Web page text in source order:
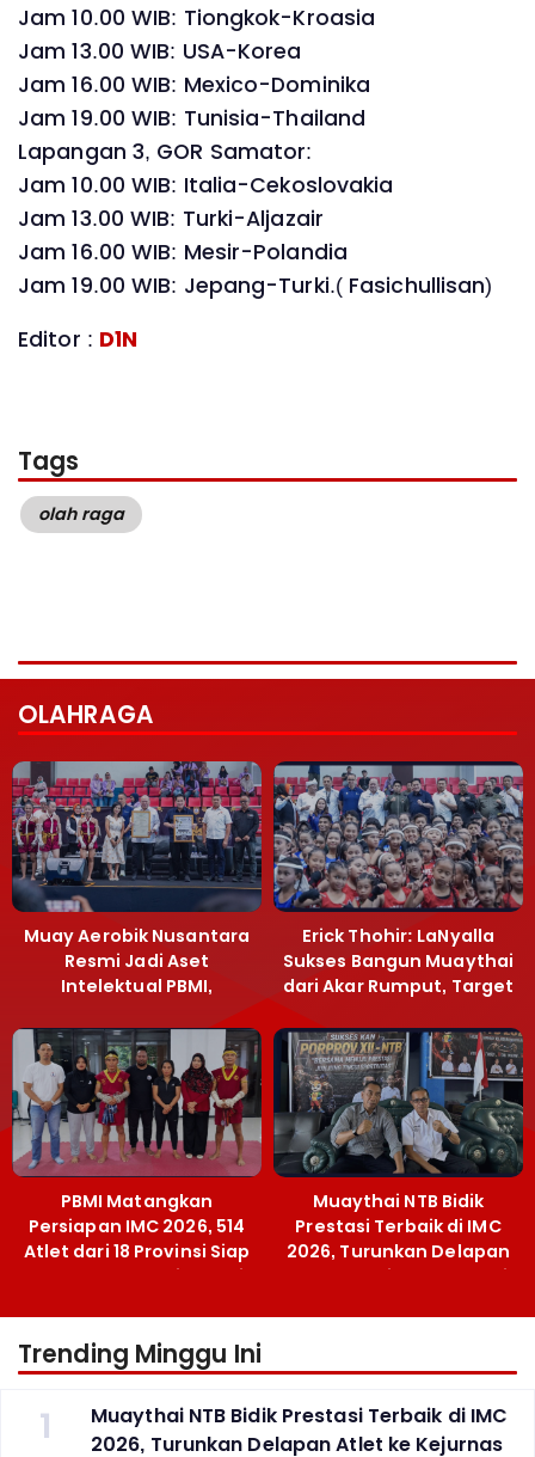
Jam 10.00 WIB: Tiongkok-Kroasia
Jam 13.00 WIB: USA-Korea
Jam 16.00 WIB: Mexico-Dominika
Jam 19.00 WIB: Tunisia-Thailand
Lapangan 3, GOR Samator:
Jam 10.00 WIB: Italia-Cekoslovakia
Jam 13.00 WIB: Turki-Aljazair
Jam 16.00 WIB: Mesir-Polandia
Jam 19.00 WIB: Jepang-Turki.( Fasichullisan)
Editor : D1N
Tags
olah raga
OLAHRAGA
Muay Aerobik Nusantara
Resmi Jadi Aset
Intelektual PBMI,
Terobosan Bangun
Grassroots
Erick Thohir: LaNyalla
Sukses Bangun Muaythai
dari Akar Rumput, Target
PBMI Matangkan
Persiapan IMC 2026, 514
Atlet dari 18 Provinsi Siap
Berlaga Besok di Bekasi
Muaythai NTB Bidik
Prestasi Terbaik di IMC
2026, Turunkan Delapan
Atlet ke Kejurnas Bekasi
Trending Minggu Ini
1
Muaythai NTB Bidik Prestasi Terbaik di IMC
2026, Turunkan Delapan Atlet ke Kejurnas